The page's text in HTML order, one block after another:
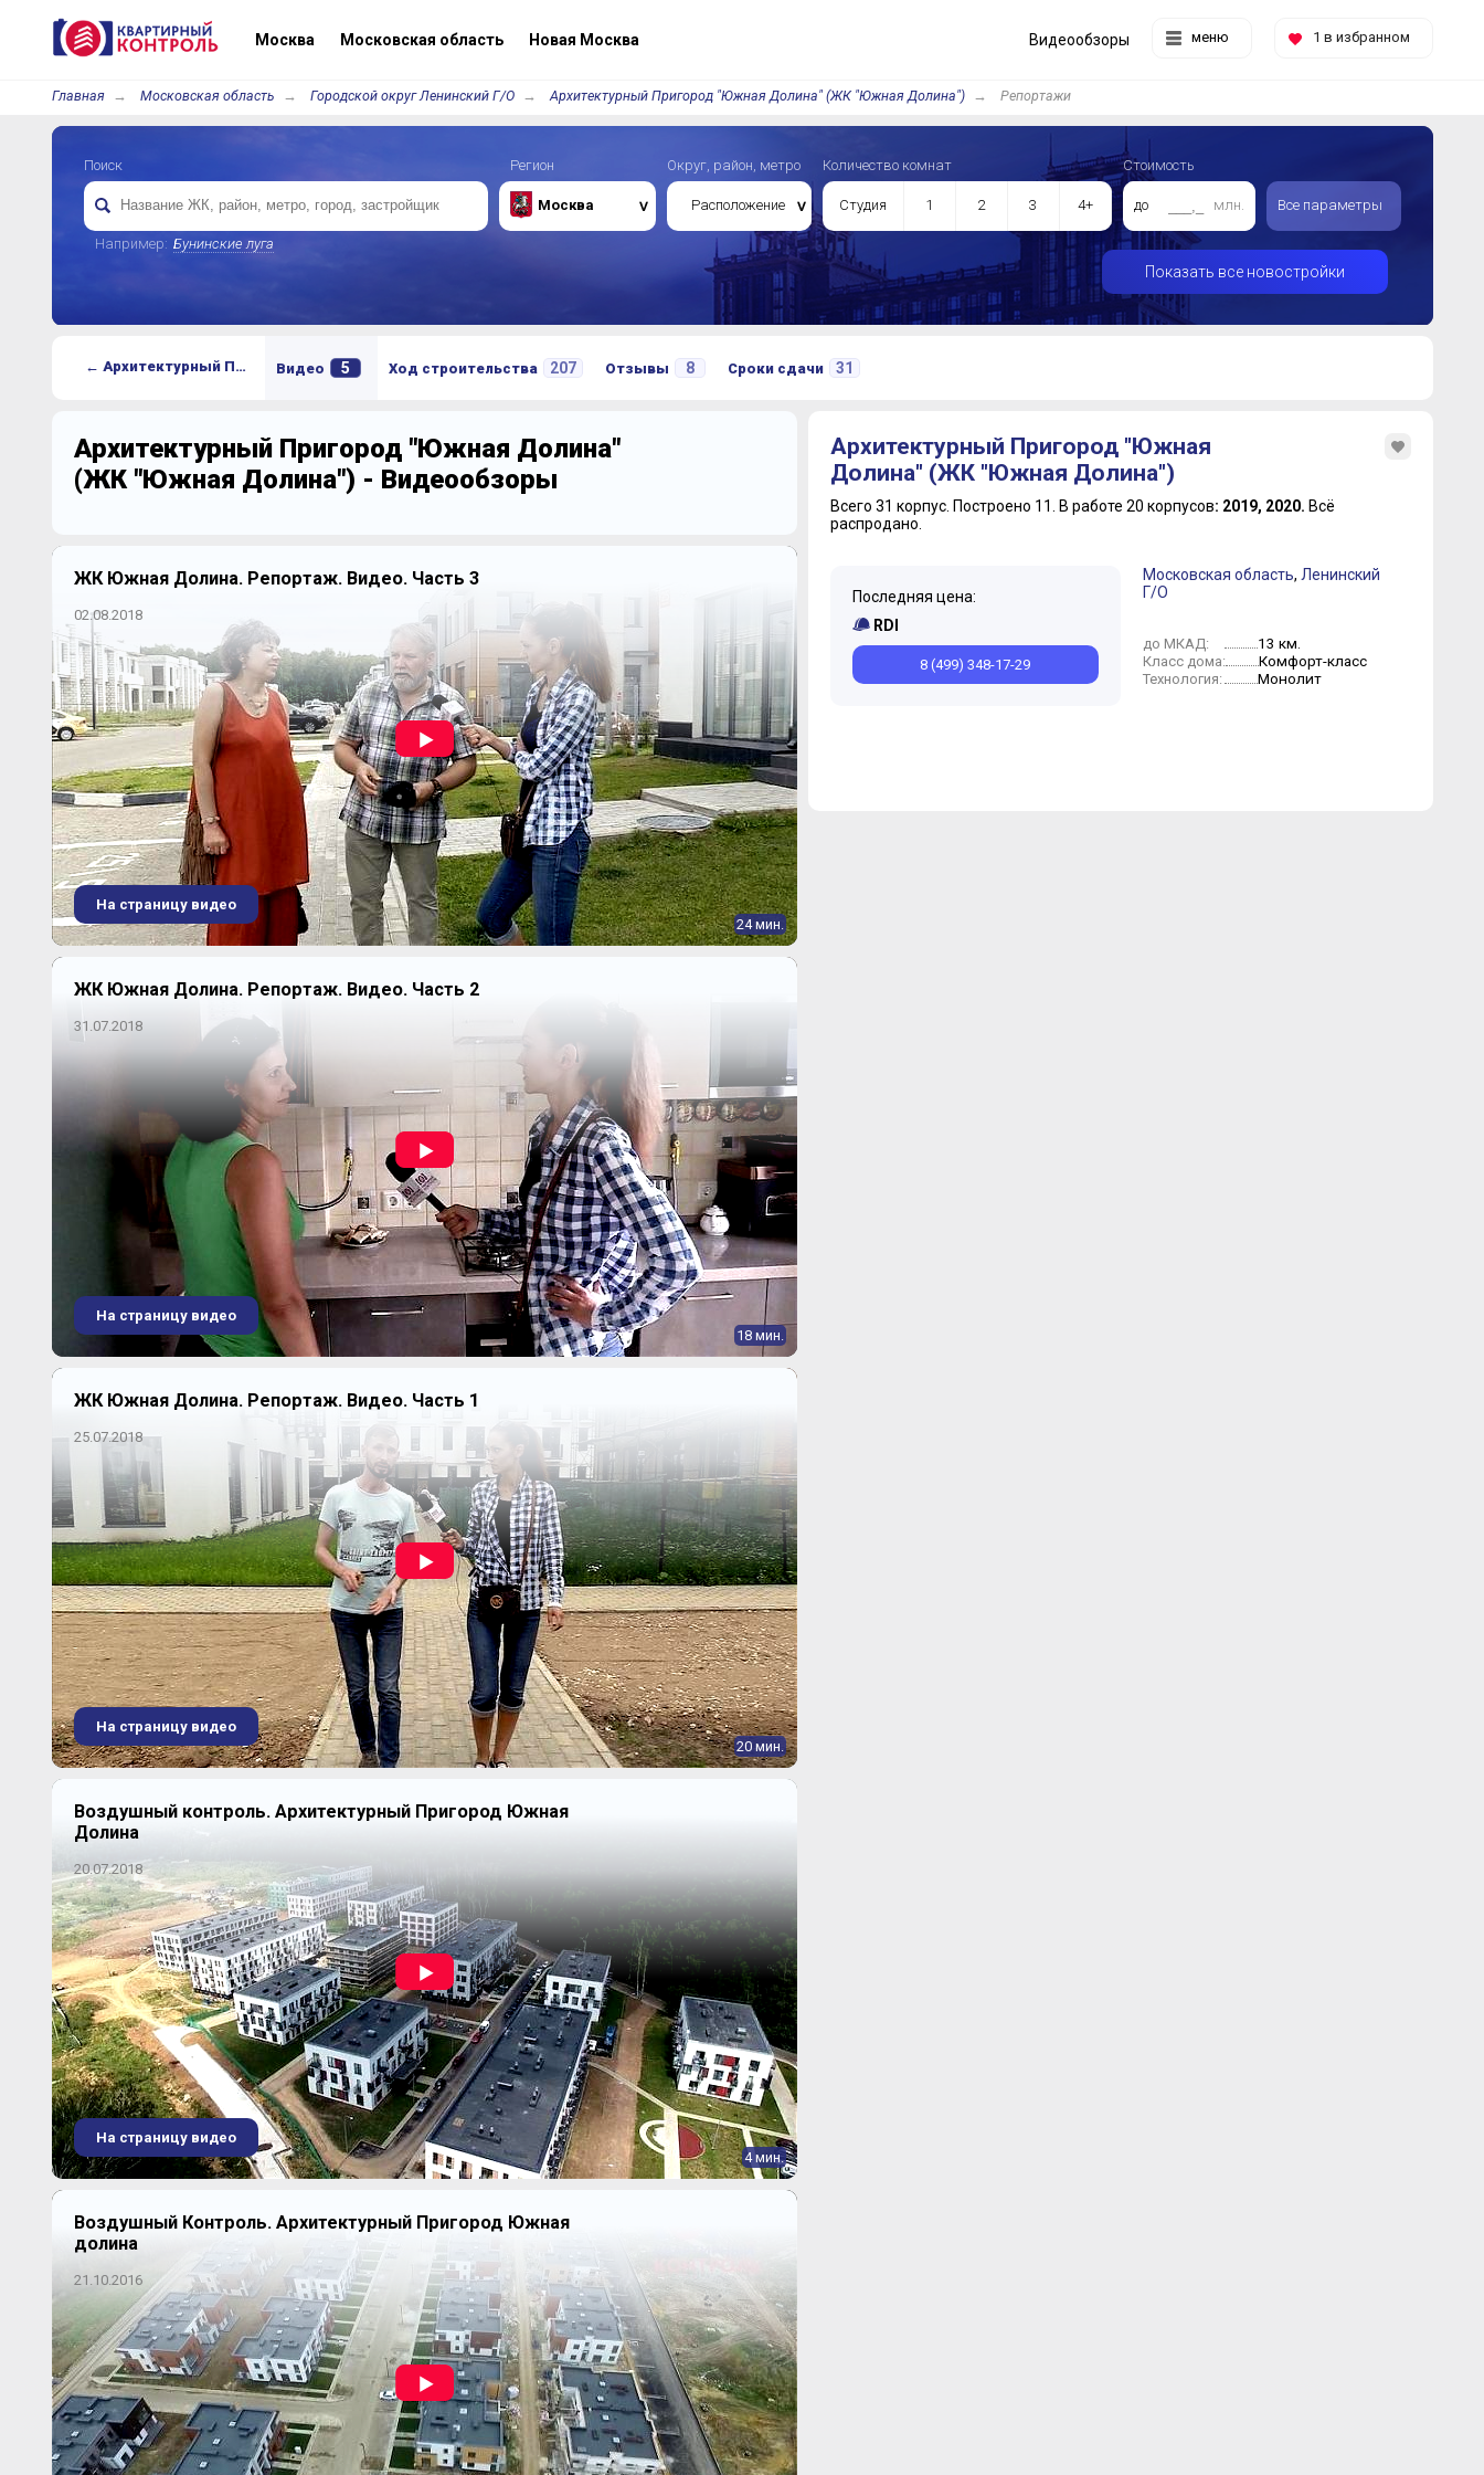
Москва Московская область Новая Москва меню 1 в избранном
Видеообзоры
Главная Московская область Городской округ Ленинский Г/О Архитектурный Пригород "Южная Долина" (ЖК "Южная Долина") Репортажи
Поиск
Например: Бунинские луга
Регион
Москва
Округ, район, метро
Расположение
Количество комнат
Студия 1 2 3 4+
Стоимость
до млн. Все параметры
Показать все новостройки
← Архитектурный Пригород "Южная Долина" (ЖК "Южная Долина") Видео 5 Ход строительства 207 Отзывы 8 Сроки сдачи 31
Архитектурный Пригород "Южная Долина"
(ЖК "Южная Долина") - Видеообзоры
ЖК Южная Долина. Репортаж. Видео. Часть 3
02.08.2018
24 мин.
На страницу видео
ЖК Южная Долина. Репортаж. Видео. Часть 2
31.07.2018
18 мин.
На страницу видео
ЖК Южная Долина. Репортаж. Видео. Часть 1
25.07.2018
20 мин.
На страницу видео
Воздушный контроль. Архитектурный Пригород Южная
Долина
20.07.2018
4 мин.
На страницу видео
Воздушный Контроль. Архитектурный Пригород Южная
долина
21.10.2016
Архитектурный Пригород "Южная
Долина" (ЖК "Южная Долина")
Всего 31 корпус. Построено 11. В работе 20 корпусов: 2019, 2020. Всё
распродано.
Последняя цена:
RDI
8 (499) 348-17-29
Московская область, Ленинский
Г/О
до МКАД: 13 км.
Класс дома: Комфорт-класс
Технология: Монолит